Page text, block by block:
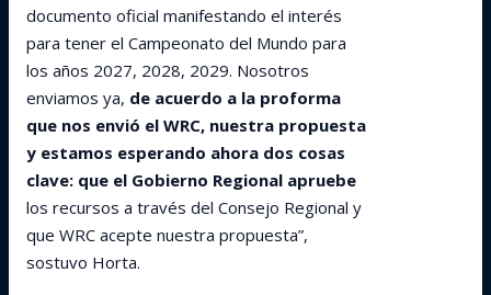
documento oficial manifestando el interés
para tener el Campeonato del Mundo para
los años 2027, 2028, 2029. Nosotros
enviamos ya, de acuerdo a la proforma
que nos envió el WRC, nuestra propuesta
y estamos esperando ahora dos cosas
clave: que el Gobierno Regional apruebe
los recursos a través del Consejo Regional y
que WRC acepte nuestra propuesta”,
sostuvo Horta.